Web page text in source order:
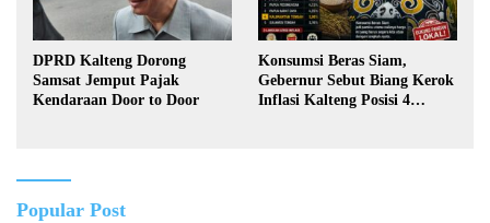
DPRD Kalteng Dorong
Samsat Jemput Pajak
Kendaraan Door to Door
Konsumsi Beras Siam,
Gebernur Sebut Biang Kerok
Inflasi Kalteng Posisi 4
Popular Post